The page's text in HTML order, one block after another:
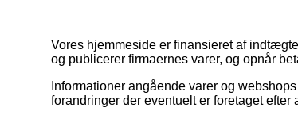
Vores hjemmeside er finansieret af
og publicerer firmaernes varer, og opnår
Informationer angående varer og
forandringer der eventuelt er foretaget efter